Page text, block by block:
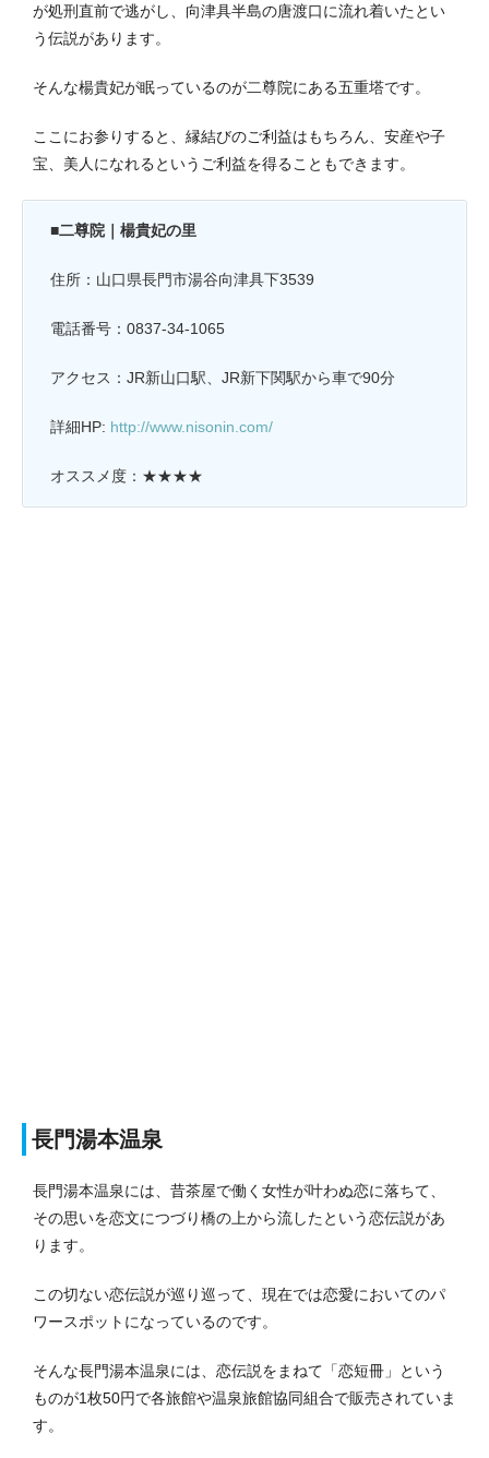
が処刑直前で逃がし、向津具半島の唐渡口に流れ着いたとい
う伝説があります。
そんな楊貴妃が眠っているのが二尊院にある五重塔です。
ここにお参りすると、縁結びのご利益はもちろん、安産や子
宝、美人になれるというご利益を得ることもできます。
■二尊院｜楊貴妃の里
住所：山口県長門市湯谷向津具下3539
電話番号：0837-34-1065
アクセス：JR新山口駅、JR新下関駅から車で90分
詳細HP: http://www.nisonin.com/
オススメ度：★★★★
長門湯本温泉
長門湯本温泉には、昔茶屋で働く女性が叶わぬ恋に落ちて、
その思いを恋文につづり橋の上から流したという恋伝説があ
ります。
この切ない恋伝説が巡り巡って、現在では恋愛においてのパ
ワースポットになっているのです。
そんな長門湯本温泉には、恋伝説をまねて「恋短冊」という
ものが1枚50円で各旅館や温泉旅館協同組合で販売されていま
す。